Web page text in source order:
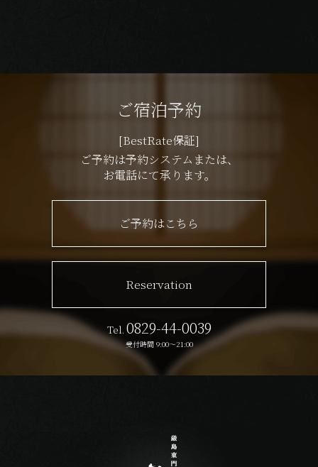
ご宿泊予約
[BestRate保証]
ご予約は予約システムまたは、
お電話にて承ります。
ご予約はこちら
Reservation
Tel. 0829-44-0039
受付時間 9:00〜21:00